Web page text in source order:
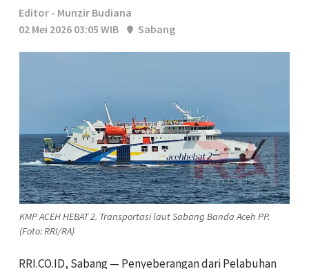
Editor - Munzir Budiana
02 Mei 2026 03:05 WIB
Sabang
KMP ACEH HEBAT 2. Transportasi laut Sabang Banda Aceh PP.
(Foto: RRI/RA)
RRI.CO.ID, Sabang — Penyeberangan dari Pelabuhan